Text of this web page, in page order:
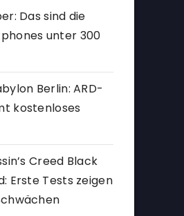
Das sind die
unter 300
Berlin: ARD-
kostenloses
Creed Black
Erste Tests zeigen